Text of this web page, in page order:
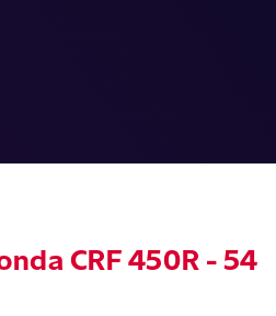
CRF 450R - 54